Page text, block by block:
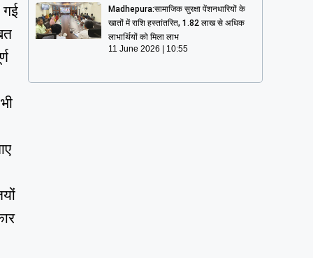
Madhepura:सामाजिक सुरक्षा पेंशनधारियों के
खातों में राशि हस्तांतरित, 1.82 लाख से अधिक
लाभार्थियों को मिला लाभ
11 June 2026
10:55